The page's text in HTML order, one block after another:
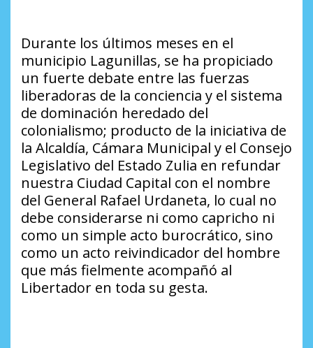
Durante los últimos meses en el
municipio Lagunillas, se ha propiciado
un fuerte debate entre las fuerzas
liberadoras de la conciencia y el sistema
de dominación heredado del
colonialismo; producto de la iniciativa de
la Alcaldía, Cámara Municipal y el Consejo
Legislativo del Estado Zulia en refundar
nuestra Ciudad Capital con el nombre
del General Rafael Urdaneta, lo cual no
debe considerarse ni como capricho ni
como un simple acto burocrático, sino
como un acto reivindicador del hombre
que más fielmente acompañó al
Libertador en toda su gesta.